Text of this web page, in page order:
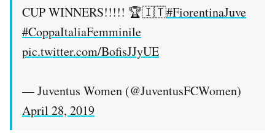
Esci
CUP WINNERS!!!!! 🏆🇮🇹#FiorentinaJuve
#CoppaItaliaFemminile
pic.twitter.com/BofisJJyUE
— Juventus Women (@JuventusFCWomen)
April 28, 2019